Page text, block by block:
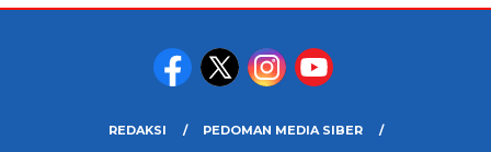
REDAKSI
PEDOMAN MEDIA SIBER